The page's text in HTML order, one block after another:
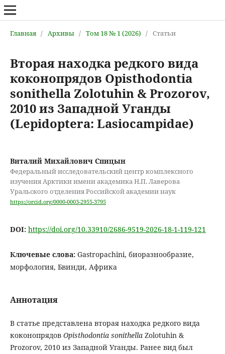
Главная / Архивы / Том 18 № 1 (2026) / Статьи
Вторая находка редкого вида
коконопрядов Opisthodontia
sonithella Zolotuhin & Prozorov,
2010 из Западной Уганды
(Lepidoptera: Lasiocampidae)
Виталий Михайлович Спицын
Федеральный исследовательский центр комплексного
изучения Арктики имени академика Н.П. Лаверова
Уральского отделения Российской академии наук
https://orcid.org/0000-0003-2955-3795
DOI: https://doi.org/10.33910/2686-9519-2026-18-1-119-121
Ключевые слова: Gastropachini, биоразнообразие,
морфология, Бвинди, Африка
Аннотация
В статье представлена вторая находка редкого вида
коконопрядов Opisthodontia sonithellaZolotuhin &
Prozorov, 2010 из Западной Уганды. Ранее вид был